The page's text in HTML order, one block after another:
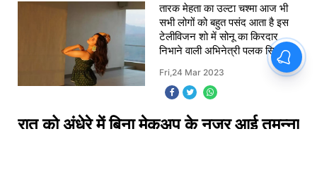
तारक मेहता का उल्टा चश्मा आज भी
सभी लोगों को बहुत पसंद आता है इस
टेलीविजन शो में सोनू का किरदार
निभाने वाली अभिनेत्री पलक सिधवानी
आज किसी पहचान की मोहताज नहीं
रही है आपकी जानकारी के लिए बता दें
कि इन
Fri,24 Mar 2023
रात को अंधेरे में बिना मेकअप के नजर आई तमन्ना